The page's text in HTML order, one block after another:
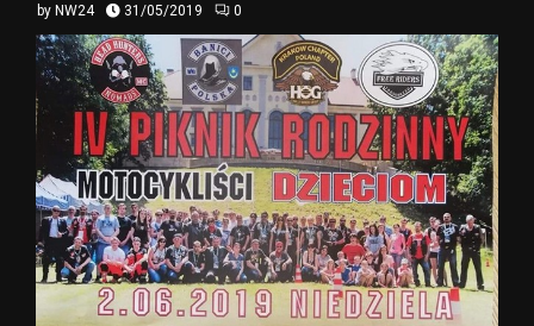
by NW24 31/05/2019 0